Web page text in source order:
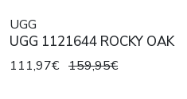
UGG
UGG 1121644 ROCKY OAK
111,97€ 159,95€